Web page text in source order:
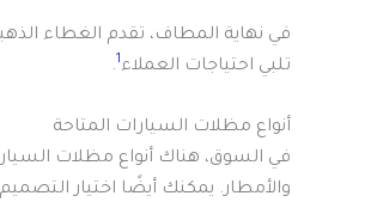
في نهاية المطاف، تقدم الغطاء
تلبي احتياجات العملاء1
.
أنواع مظلات السيارات المتاحة
في السوق، هناك أنواع مظلات
والأمطار. يمكنك أيضًا اختيار